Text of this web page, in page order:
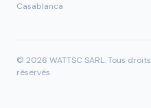
Casablanca
© 2026 WATTSC SARL.Tous droits
réservés.